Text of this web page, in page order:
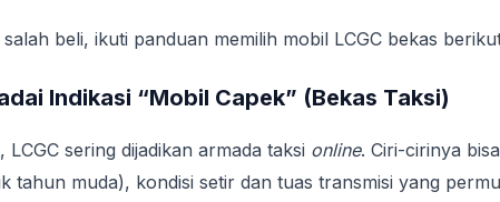
beli, ikuti panduan memilih mobil LCGC bekas
Indikasi “Mobil Capek” (Bekas Taksi)
LCGC sering dijadikan armada taksi online. Ciri-cirinya
tahun muda), kondisi setir dan tuas transmisi yang